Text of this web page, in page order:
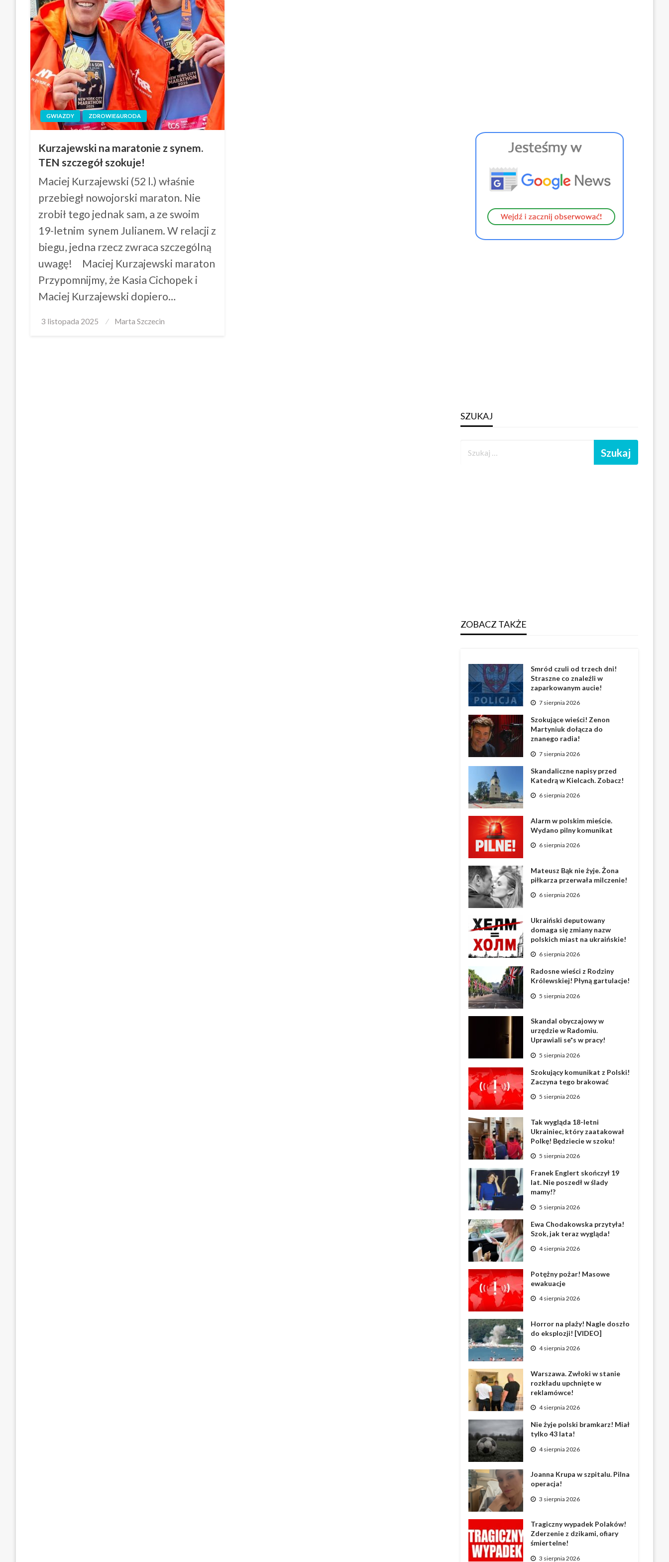
GWIAZDY ZDROWIE&URODA
Kurzajewski na maratonie z synem.
TEN szczegół szokuje!
Maciej Kurzajewski (52 l.) właśnie
przebiegł nowojorski maraton. Nie
zrobił tego jednak sam, a ze swoim
19-letnim synem Julianem. W relacji z
biegu, jedna rzecz zwraca szczególną
uwagę! Maciej Kurzajewski maraton
Przypomnijmy, że Kasia Cichopek i
Maciej Kurzajewski dopiero…
Posted
3 listopada 2025 Marta Szczecin
SZUKAJ
ZOBACZ TAKŻE
Smród czuli od trzech dni!
Straszne co znaleźli w
zaparkowanym aucie!
7 sierpnia 2026
Szokujące wieści! Zenon
Martyniuk dołącza do
znanego radia!
7 sierpnia 2026
Skandaliczne napisy przed
Katedrą w Kielcach. Zobacz!
6 sierpnia 2026
Alarm w polskim mieście.
Wydano pilny komunikat
6 sierpnia 2026
Mateusz Bąk nie żyje. Żona
piłkarza przerwała milczenie!
6 sierpnia 2026
Ukraiński deputowany
domaga się zmiany nazw
polskich miast na ukraińskie!
6 sierpnia 2026
Radosne wieści z Rodziny
Królewskiej! Płyną gartulacje!
5 sierpnia 2026
Skandal obyczajowy w
urzędzie w Radomiu.
Uprawiali se*s w pracy!
5 sierpnia 2026
Szokujący komunikat z Polski!
Zaczyna tego brakować
5 sierpnia 2026
Tak wygląda 18-letni
Ukrainiec, który zaatakował
Polkę! Będziecie w szoku!
5 sierpnia 2026
Franek Englert skończył 19
lat. Nie poszedł w ślady
mamy!?
5 sierpnia 2026
Ewa Chodakowska przytyła!
Szok, jak teraz wygląda!
4 sierpnia 2026
Potężny pożar! Masowe
ewakuacje
4 sierpnia 2026
Horror na plaży! Nagle doszło
do eksplozji! [VIDEO]
4 sierpnia 2026
Warszawa. Zwłoki w stanie
rozkładu upchnięte w
reklamówce!
4 sierpnia 2026
Nie żyje polski bramkarz! Miał
tylko 43 lata!
4 sierpnia 2026
Joanna Krupa w szpitalu. Pilna
operacja!
3 sierpnia 2026
Tragiczny wypadek Polaków!
Zderzenie z dzikami, ofiary
śmiertelne!
3 sierpnia 2026